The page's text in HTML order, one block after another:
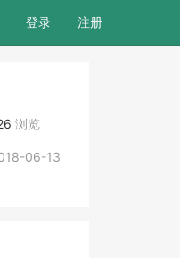
登录 注册
浏览
06-13